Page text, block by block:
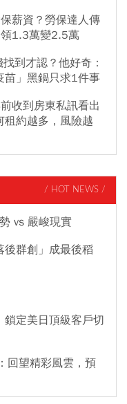
薪資？勞保達人傳
1.3萬變2.5萬
到才認？他好奇：
」黑鍋只求1件事
收到房東私訊看出
租約越多，風險越
/ HOT NEWS /
vs 嚴峻現實
後群創」成最後稻
定美日頂級客戶切
回望精彩風雲，預